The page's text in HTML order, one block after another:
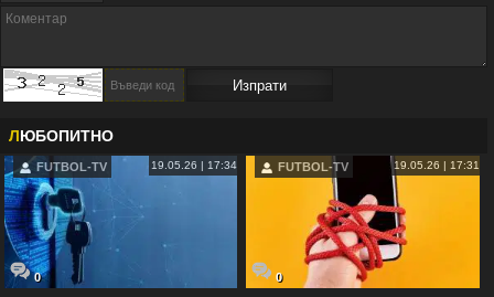
ЛЮБОПИТНО
FUTBOL-TV 19.05.26 | 17:34
0
FUTBOL-TV 19.05.26 | 17:31
0